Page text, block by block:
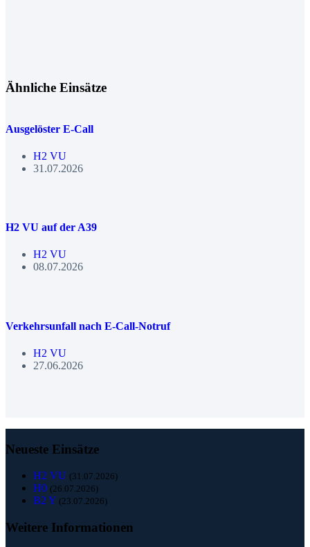
Ähnliche Einsätze
Ausgelöster E-Call
H2 VU
31.07.2026
H2 VU auf der A39
H2 VU
08.07.2026
Verkehrsunfall nach E-Call-Notruf
H2 VU
27.06.2026
Neueste Einsätze
H2 VU (31.07.2026)
H0 (26.07.2026)
B2 Y (23.07.2026)
Weitere Informationen